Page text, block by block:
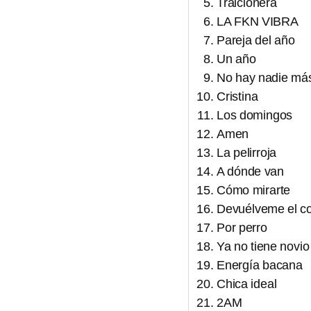
Traicionera
LA FKN VIBRA
Pareja del año
Un año
No hay nadie
Cristina
Los domingos
Amen
La pelirroja
A dónde van
Cómo mirarte
Devuélveme el
Por perro
Ya no tiene novio
Energía bacana
Chica ideal
2AM